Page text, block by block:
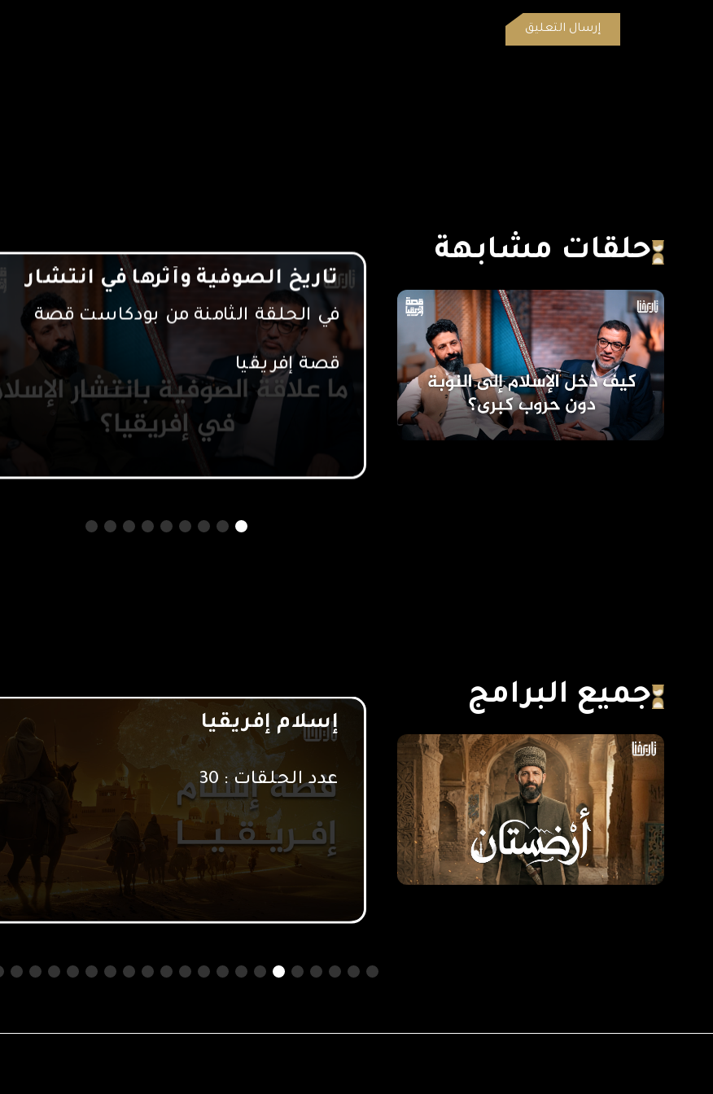
حلقات مشابهة
تاريخ الصوفية وأثرها في انتشار
الإسلام في القارة السمراء
في الحلقة الثامنة من بودكاست قصة
إفريقيا نتناول معكم كيف أثر التصوف في
إفريقيا على انتشار الإسلام وتثبيته مع
ضيف السلسلة الدائم المؤرخ واللغوي د.
أسامة الأشقر الذي عاش في المناطق
الطريقة القادرية في إفريقيا؟ كيف أثرت
قصة إفريقيا
جميع البرامج
الرجل الأعظم
عدد الحلقات : 6